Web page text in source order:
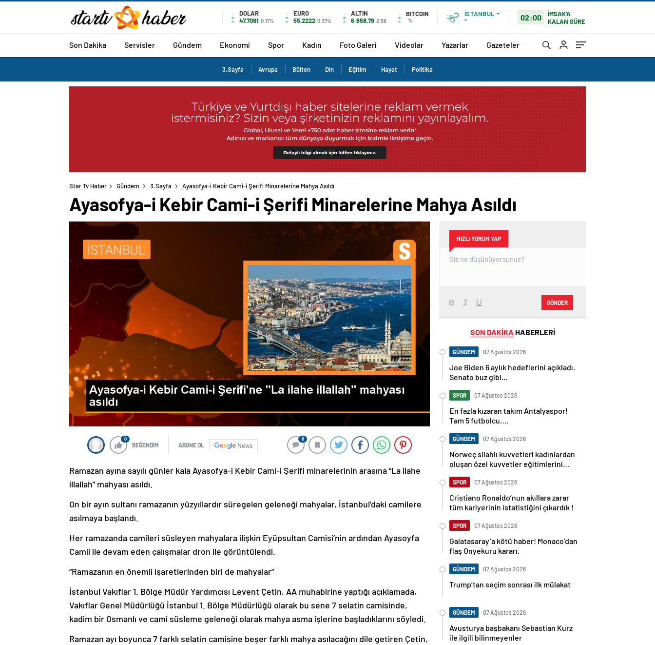
DOLAR
47,7091 0.17%
EURO
55,2222 0.37%
ALTIN
6.658,79 2,56
BITCOIN
%
İSTANBUL
°
02:00
İMSAK'A
KALAN SÜRE
Son Dakika Servisler Gündem Ekonomi Spor Kadın Foto Galeri Videolar Yazarlar Gazeteler
3.Sayfa Avrupa Bülten Din Eğitim Hayat Politika
Star Tv Haber Gündem 3.Sayfa Ayasofya-i Kebir Cami-i Şerifi Minarelerine Mahya Asıldı
Ayasofya-i Kebir Cami-i Şerifi Minarelerine Mahya Asıldı
0
BEĞENDİM ABONE OL News
0
Ramazan ayına sayılı günler kala Ayasofya-i Kebir Cami-i Şerifi minarelerinin arasına “La ilahe
illallah” mahyası asıldı.
On bir ayın sultanı ramazanın yüzyıllardır süregelen geleneği mahyalar, İstanbul’daki camilere
asılmaya başlandı.
Her ramazanda camileri süsleyen mahyalara ilişkin Eyüpsultan Camisi’nin ardından Ayasoyfa
Camii ile devam eden çalışmalar dron ile görüntülendi.
“Ramazanın en önemli işaretlerinden biri de mahyalar”
İstanbul Vakıflar 1. Bölge Müdür Yardımcısı Levent Çetin, AA muhabirine yaptığı açıklamada,
Vakıflar Genel Müdürlüğü İstanbul 1. Bölge Müdürlüğü olarak bu sene 7 selatin camisinde,
kadim bir Osmanlı ve cami süsleme geleneği olarak mahya asma işlerine başladıklarını söyledi.
Ramazan ayı boyunca 7 farklı selatin camisine beşer farklı mahya asılacağını dile getiren Çetin,
HIZLI YORUM YAP
GÖNDER
SON DAKİKA HABERLERİ
GÜNDEM 07 Ağustos 2026
Joe Biden 6 aylık hedeflerini açıkladı.
Senato buz gibi…
SPOR 07 Ağustos 2026
En fazla kızaran takım Antalyaspor!
Tam 5 futbolcu….
GÜNDEM 07 Ağustos 2026
Norweç silahlı kuvvetleri kadınlardan
oluşan özel kuvvetler eğitimlerini
SPOR 07 Ağustos 2026
Cristiano Ronaldo’nun akıllara zarar
tüm kariyerinin istatistiğini çıkardık !
SPOR 07 Ağustos 2026
Galatasaray’a kötü haber! Monaco’dan
flaş Onyekuru kararı.
GÜNDEM 07 Ağustos 2026
Trump’tan seçim sonrası ilk mülakat
GÜNDEM 07 Ağustos 2026
Avusturya başbakanı Sebastian Kurz
ile ilgili bilinmeyenler